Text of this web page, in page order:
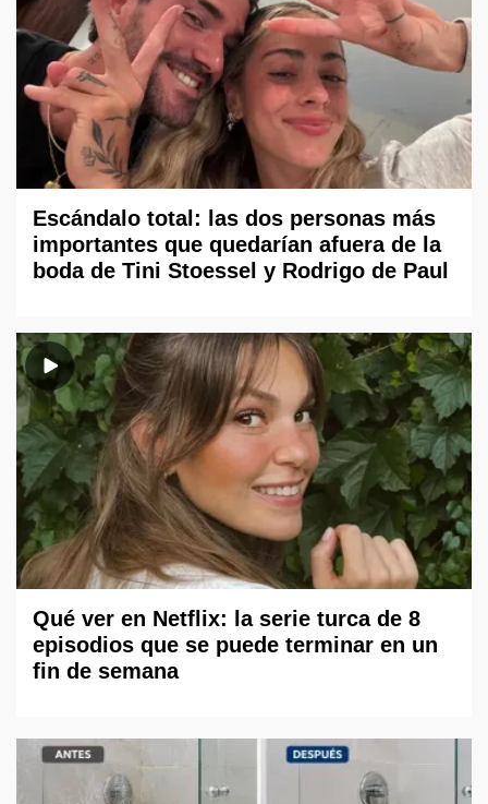
Escándalo total: las dos personas más
importantes que quedarían afuera de la
boda de Tini Stoessel y Rodrigo de Paul
Qué ver en Netflix: la serie turca de 8
episodios que se puede terminar en un
fin de semana